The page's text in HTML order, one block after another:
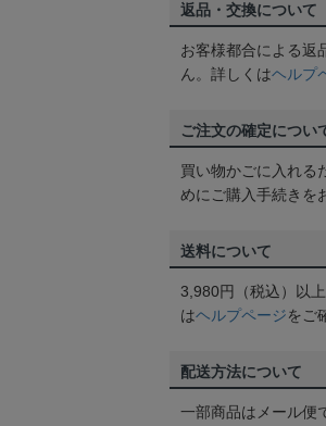
返品・交換について
お客様都合による返
ん。詳しくはヘルプ
ご注文の確定につい
買い物かごに入れる
めにご購入手続きを
送料について
3,980円（税込）以
はヘルプページをご
配送方法について
一部商品はメール便